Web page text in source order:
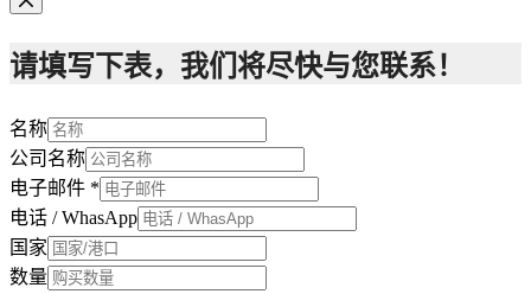
请填写下表，我们将尽快与您联系！
名称
公司名称
电子邮件 *
电话 / WhasApp
国家
数量